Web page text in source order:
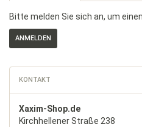
Bitte melden Sie sich an, um
KONTAKT
Xaxim-Shop.de
Kirchhellener Straße 238